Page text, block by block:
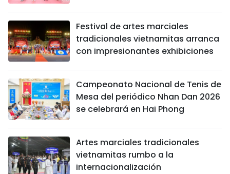
Festival de artes marciales
tradicionales vietnamitas arranca
con impresionantes exhibiciones
Campeonato Nacional de Tenis de
Mesa del periódico Nhan Dan 2026
se celebrará en Hai Phong
Artes marciales tradicionales
vietnamitas rumbo a la
internacionalización